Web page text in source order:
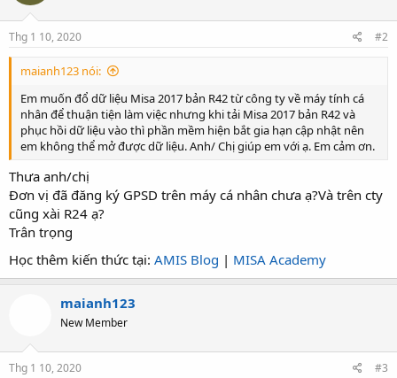
Thg 1 10, 2020 #2
maianh123 nói:
Em muốn đổ dữ liệu Misa 2017 bản R42 từ công ty về máy tính cá
nhân để thuận tiện làm việc nhưng khi tải Misa 2017 bản R42 và
phục hồi dữ liệu vào thì phần mềm hiện bắt gia hạn cập nhật nên
em không thể mở được dữ liệu. Anh/ Chị giúp em với ạ. Em cảm ơn.
Thưa anh/chị
Đơn vị đã đăng ký GPSD trên máy cá nhân chưa ạ?Và trên cty
cũng xài R24 ạ?
Trân trọng
Học thêm kiến thức tại: AMIS Blog | MISA Academy
maianh123
New Member
Thg 1 10, 2020 #3